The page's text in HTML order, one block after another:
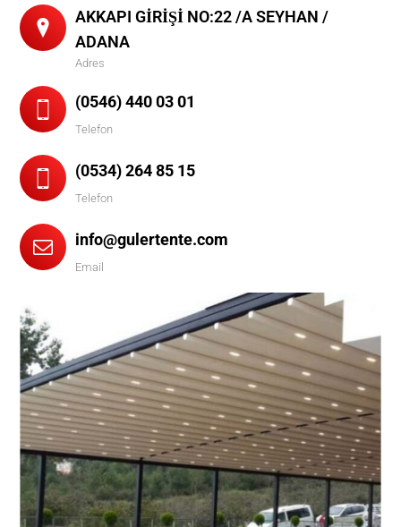
AKKAPI GİRİŞİ NO:22 /A SEYHAN /
ADANA
Adres
(0546) 440 03 01
Telefon
(0534) 264 85 15
Telefon
info@gulertente.com
Email